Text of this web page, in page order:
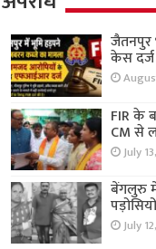
जैतनपुर
केस दर्ज
FIR के
CM से
July
बेंगलुरु
July